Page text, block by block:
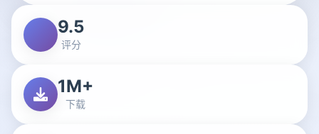
9.5
评分
1M+
下载